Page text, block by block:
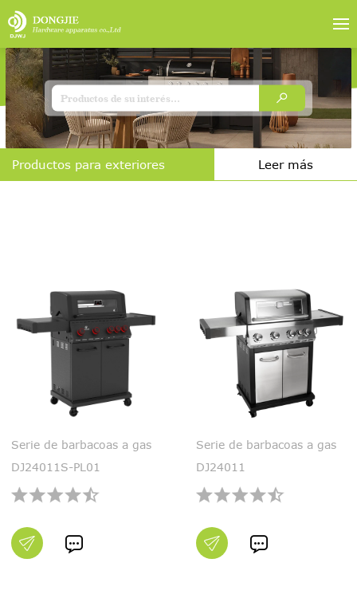
Productos para exteriores Leer más
Serie de barbacoas a gas
DJ24011S-PL01

Serie de barbacoas a gas
DJ24011
